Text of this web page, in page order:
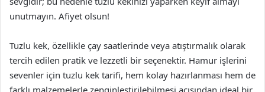
unutmayın. Afiyet olsun!
Tuzlu kek, özellikle çay saatlerinde veya atıştırmalık olarak
tercih edilen pratik ve lezzetli bir seçenektir. Hamur işlerini
sevenler için tuzlu kek tarifi, hem kolay hazırlanması hem de
farklı malzemelerle zenginleştirilebilmesi açısından ideal bir